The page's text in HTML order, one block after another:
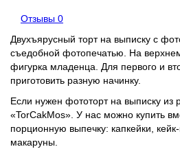
Отзывы 0
Двухъярусный торт на выписку с
съедобной фотопечатью. На
фигурка младенца. Для первого и
приготовить разную начинку.
Если нужен фототорт на выписку
«TorCakMos». У нас можно купить
порционную выпечку: капкейки,
макаруны.